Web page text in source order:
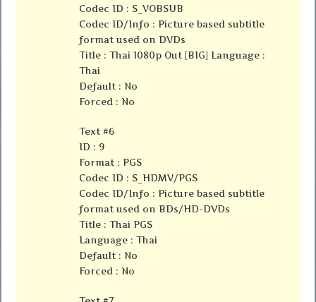
Codec ID : S_VOBSUB
Codec ID/Info : Picture based subtitle
format used on DVDs
Title : Thai 1080p Out [BIG] Language :
Thai
Default : No
Forced : No
Text #6
ID : 9
Format : PGS
Codec ID : S_HDMV/PGS
Codec ID/Info : Picture based subtitle
format used on BDs/HD-DVDs
Title : Thai PGS
Language : Thai
Default : No
Forced : No